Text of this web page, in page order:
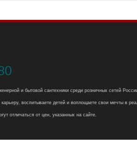
и бытовой сантехники среди розничных сетей
карьеру, воспитываете детей и воплощаете свои мечты в
отличаться от цен, указанных на сайте.